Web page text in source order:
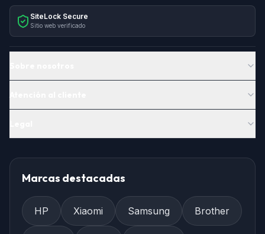
SiteLock Secure
Sitio web verificado
Marcas destacadas
HP Xiaomi Samsung Brother